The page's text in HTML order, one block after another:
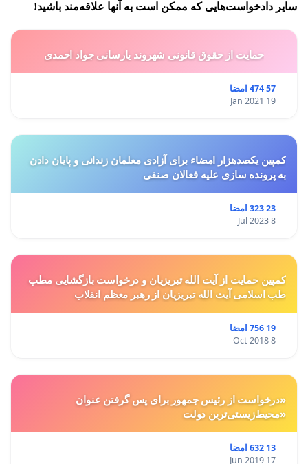
سایر دادخواست‌هایی که ممکن است به آنها علاقه‌مند باشید!
حمایت از حقوق قانونی شهروند یارسانی جواد احمدی
57 474 امضا
19 Jan 2021
کمپین یکصدهزار امضاء برای آزادی معلمان زندانی و پایان دادن
به پرونده سازی علیه فعالان صنفی
23 323 امضا
8 Jul 2023
کمپین حمایت از آیت الله تبریزیان و درخواست بازگشایی مطب
طب اسلامی آیت الله تبریزیان از رهبر معظم انقلاب
19 756 امضا
8 Oct 2018
«درخواست از رئیس جمهور برای پس گرفتن عنوان
«محیط‌زیستی‌ترین دولت
13 632 امضا
17 Jun 2019